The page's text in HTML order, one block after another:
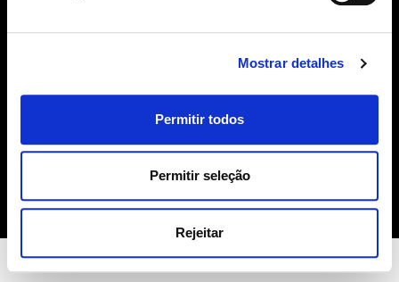
Mostrar detalhes
Permitir todos
Permitir seleção
Rejeitar
SIME
Sobre Nós
Política de Cookies